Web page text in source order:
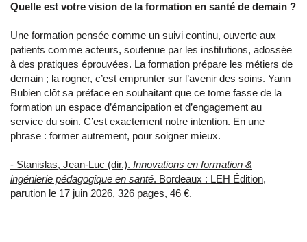
Quelle est votre vision de la formation en santé de demain ?
Une formation pensée comme un suivi continu, ouverte aux
patients comme acteurs, soutenue par les institutions, adossée
à des pratiques éprouvées. La formation prépare les métiers de
demain ; la rogner, c’est emprunter sur l’avenir des soins. Yann
Bubien clôt sa préface en souhaitant que ce tome fasse de la
formation un espace d’émancipation et d’engagement au
service du soin. C’est exactement notre intention. En une
phrase : former autrement, pour soigner mieux.
- Stanislas, Jean-Luc (dir.). Innovations en formation &
ingénierie pédagogique en santé. Bordeaux : LEH Édition,
parution le 17 juin 2026, 326 pages, 46 €.